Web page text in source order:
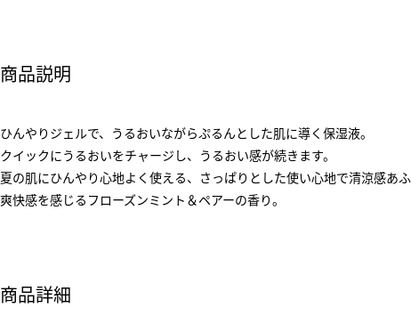
商品説明
ひんやりジェルで、うるおいながらぷるんとした肌に導く保湿液。
クイックにうるおいをチャージし、うるおい感が続きます。
夏の肌にひんやり心地よく使える、さっぱりとした使い心地で清涼感あ
爽快感を感じるフローズンミント＆ペアーの香り。
商品詳細